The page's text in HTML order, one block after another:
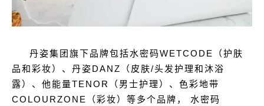
丹姿集团旗下品牌包括水密码WETCODE（护肤
品和彩妆）、丹姿DANZ（皮肤/头发护理和沐浴
露）、他能量TENOR（男士护理）、色彩地带
COLOURZONE（彩妆）等多个品牌， 水密码